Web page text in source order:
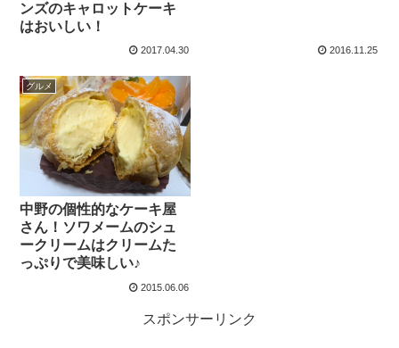
ンズのキャロットケーキ
はおいしい！
2017.04.30 2016.11.25
グルメ
中野の個性的なケーキ屋
さん！ソワメームのシュ
ークリームはクリームた
っぷりで美味しい♪
2015.06.06
スポンサーリンク